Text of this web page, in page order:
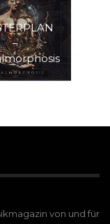
–
von und für